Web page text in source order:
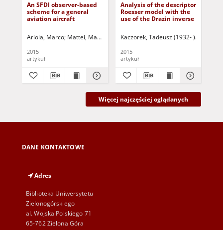
An SFDI observer-based
scheme for a general
aviation aircraft
Ariola, Marco Mattei, Massimiliano Notaro, Immacolata Corraro,
2015
artykuł
Analysis of the descriptor
Roesser model with the
use of the Drazin inverse
Kaczorek, Tadeusz (1932- )
2015
artykuł
Więcej najczęściej oglądanych
DANE KONTAKTOWE
Adres
Biblioteka Uniwersytetu
Zielonogórskiego
al. Wojska Polskiego 71
65-762 Zielona Góra